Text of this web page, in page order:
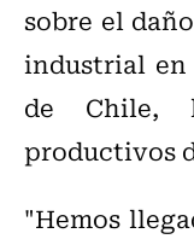
sobre el
industrial en
de Chile,
productivos
"Hemos